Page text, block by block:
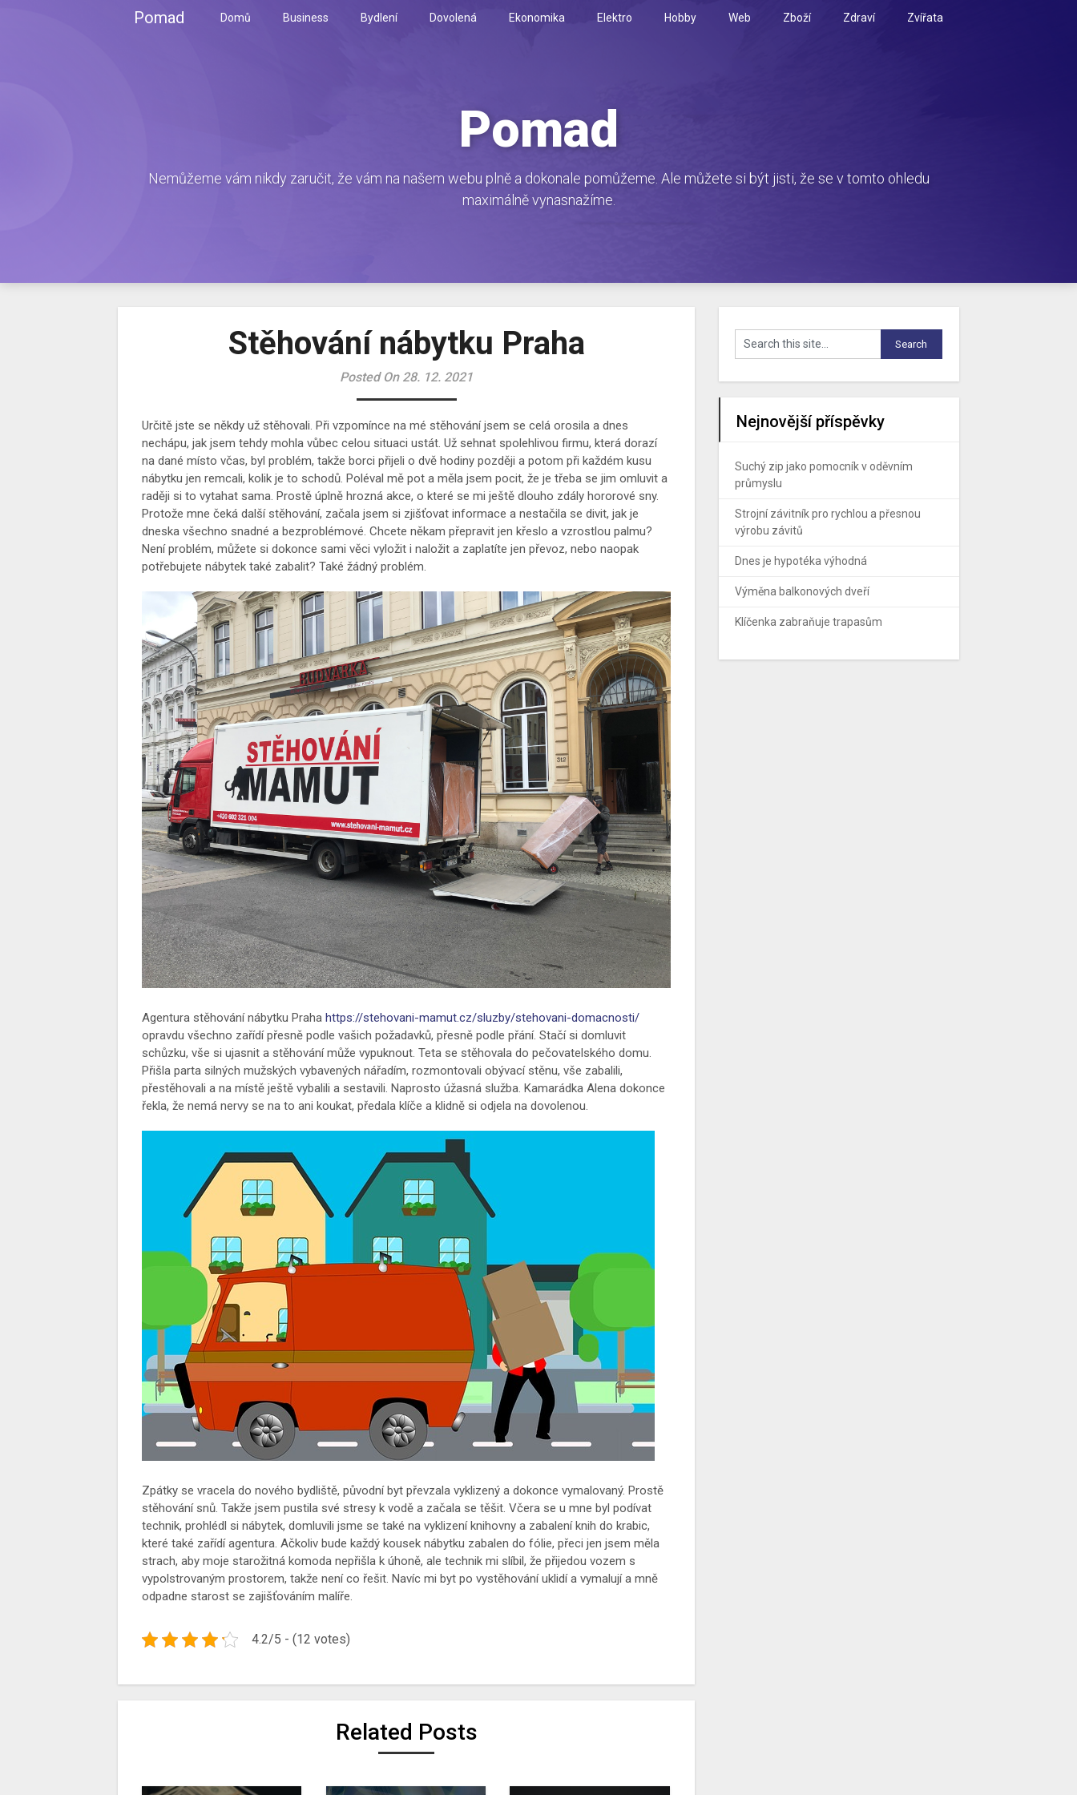
Pomad Domů Business Bydlení Dovolená Ekonomika Elektro Hobby Web Zboží Zdraví Zvířata
Pomad
Nemůžeme vám nikdy zaručit, že vám na našem webu plně a dokonale pomůžeme. Ale můžete si být jisti, že se v tomto ohledu
maximálně vynasnažíme.
Stěhování nábytku Praha
Posted On 28. 12. 2021
Určitě jste se někdy už stěhovali. Při vzpomínce na mé stěhování jsem se celá orosila a dnes
nechápu, jak jsem tehdy mohla vůbec celou situaci ustát. Už sehnat spolehlivou firmu, která dorazí
na dané místo včas, byl problém, takže borci přijeli o dvě hodiny později a potom při každém kusu
nábytku jen remcali, kolik je to schodů. Poléval mě pot a měla jsem pocit, že je třeba se jim omluvit a
raději si to vytahat sama. Prostě úplně hrozná akce, o které se mi ještě dlouho zdály hororové sny.
Protože mne čeká další stěhování, začala jsem si zjišťovat informace a nestačila se divit, jak je
dneska všechno snadné a bezproblémové. Chcete někam přepravit jen křeslo a vzrostlou palmu?
Není problém, můžete si dokonce sami věci vyložit i naložit a zaplatíte jen převoz, nebo naopak
potřebujete nábytek také zabalit? Také žádný problém.
Agentura stěhování nábytku Praha https://stehovani-mamut.cz/sluzby/stehovani-domacnosti/
opravdu všechno zařídí přesně podle vašich požadavků, přesně podle přání. Stačí si domluvit
schůzku, vše si ujasnit a stěhování může vypuknout. Teta se stěhovala do pečovatelského domu.
Přišla parta silných mužských vybavených nářadím, rozmontovali obývací stěnu, vše zabalili,
přestěhovali a na místě ještě vybalili a sestavili. Naprosto úžasná služba. Kamarádka Alena dokonce
řekla, že nemá nervy se na to ani koukat, předala klíče a klidně si odjela na dovolenou.
Zpátky se vracela do nového bydliště, původní byt převzala vyklizený a dokonce vymalovaný. Prostě
stěhování snů. Takže jsem pustila své stresy k vodě a začala se těšit. Včera se u mne byl podívat
technik, prohlédl si nábytek, domluvili jsme se také na vyklizení knihovny a zabalení knih do krabic,
které také zařídí agentura. Ačkoliv bude každý kousek nábytku zabalen do fólie, přeci jen jsem měla
strach, aby moje starožitná komoda nepřišla k úhoně, ale technik mi slíbil, že přijedou vozem s
vypolstrovaným prostorem, takže není co řešit. Navíc mi byt po vystěhování uklidí a vymalují a mně
odpadne starost se zajišťováním malíře.
4.2/5 - (12 votes)
Related Posts
Nejnovější příspěvky
Suchý zip jako pomocník v oděvním
průmyslu
Strojní závitník pro rychlou a přesnou
výrobu závitů
Dnes je hypotéka výhodná
Výměna balkonových dveří
Klíčenka zabraňuje trapasům